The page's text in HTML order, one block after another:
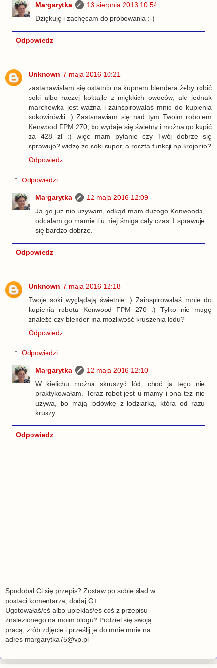
Margarytka
13 sierpnia 2013 10:54
Dziękuję i zachęcam do próbowania :-)
Odpowiedz
Unknown 7 maja 2016 10:21
zastanawiałam się ostatnio na kupnem blendera żeby robić
soki albo raczej koktajle z miękkich owoców, ale jednak
marchewka jest ważna i zainspirowałaś mnie do kupienia
sokowirówki :) Zastanawiam się nad tym Twoim robotem
Kenwood FPM 270, bo wydaje się świetny i można go kupić
za 428 zł :) więc mam pytanie czy Twój dobrze się
sprawuje? widzę że soki super, a reszta funkcji np krojenie?
Odpowiedz
Odpowiedzi
Margarytka
12 maja 2016 12:09
Ja go już nie używam, odkąd mam dużego Kenwooda,
oddałam go mamie i u niej śmiga cały czas. I sprawuje
się bardzo dobrze.
Odpowiedz
Unknown 7 maja 2016 12:18
Twoje soki wyglądają świetnie :) Zainspirowałaś mnie do
kupienia robota Kenwood FPM 270 :) Tylko nie mogę
znaleźć czy blender ma możliwość kruszenia lodu?
Odpowiedz
Odpowiedzi
Margarytka
12 maja 2016 12:10
W kielichu można skruszyć lód, choć ja tego nie
praktykowałam. Teraz robot jest u mamy i ona też nie
używa, bo mają lodówkę z lodziarką, która od razu
kruszy.
Odpowiedz
Spodobał Ci się przepis? Zostaw po sobie ślad w
postaci komentarza, dodaj G+.
Ugotowałaś/eś albo upiekłaś/eś coś z przepisu
znalezionego na moim blogu? Podziel się swoją
pracą, zrób zdjęcie i prześlij je do mnie mnie na
adres margarytka75@vp.pl